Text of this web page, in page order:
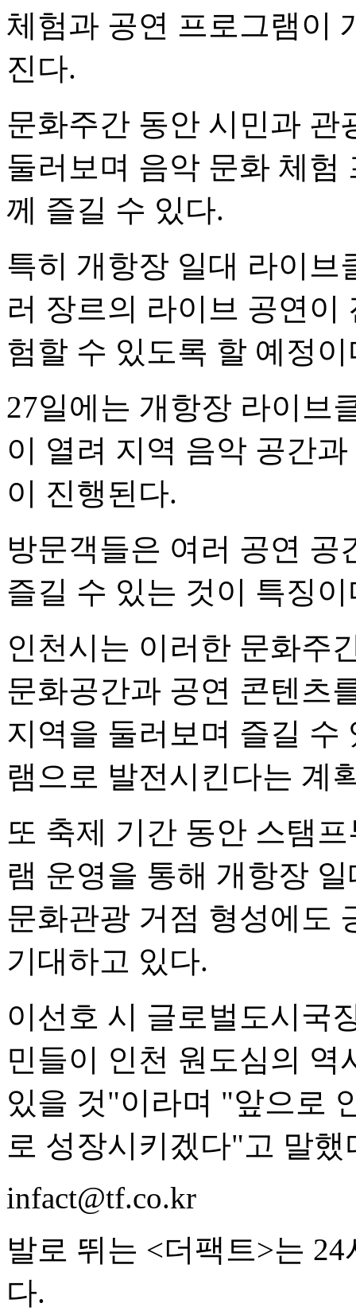
체험과 공연 프로그램이
진다.
문화주간 동안 시민과 관
둘러보며 음악 문화 체험
께 즐길 수 있다.
특히 개항장 일대 라이브
러 장르의 라이브 공연이
험할 수 있도록 할 예정이
27일에는 개항장 라이브
이 열려 지역 음악 공간
이 진행된다.
방문객들은 여러 공연
즐길 수 있는 것이 특징이
인천시는 이러한 문화주
문화공간과 공연 콘텐츠
지역을 둘러보며 즐길 수
램으로 발전시킨다는 계
또 축제 기간 동안 스탬
램 운영을 통해 개항장
문화관광 거점 형성에도
기대하고 있다.
이선호 시 글로벌도시국
민들이 인천 원도심의
있을 것"이라며 "앞으로
로 성장시키겠다"고 말했
infact@tf.co.kr
발로 뛰는 <더팩트>는
다.